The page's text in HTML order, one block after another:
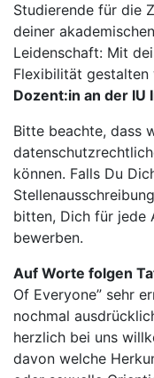
Studierende für die
deiner
Leidenschaft: Mit
Flexibilität
Dozent:in an der IU
Bitte beachte, dass
können. Falls Du
bitten, Dich für jede
bewerben.
Auf Worte folgen
Of Everyone” sehr
nochmal
herzlich bei uns
davon welche